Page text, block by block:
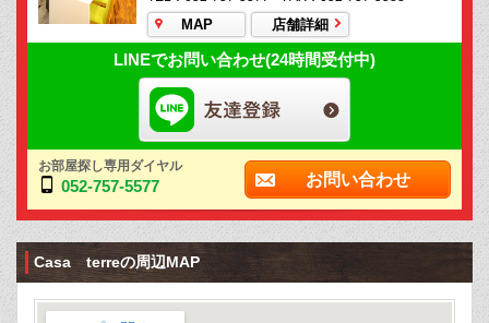
MAP 店舗詳細
LINEでお問い合わせ(24時間受付中)
お部屋探し専用ダイヤル
052-757-5577 お問い合わせ
Casa terreの周辺MAP